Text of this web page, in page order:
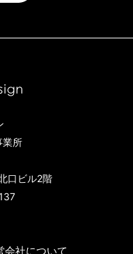
業所
口ビル2階
会社について